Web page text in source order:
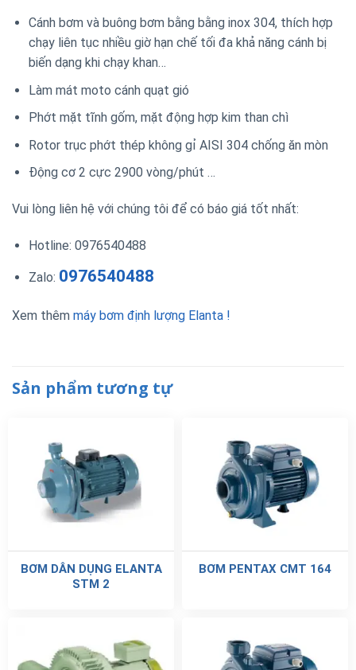
Cánh bơm và buông bơm bằng bằng inox 304, thích hợp
chạy liên tục nhiều giờ hạn chế tối đa khả năng cánh bị
biến dạng khi chạy khan…
Làm mát moto cánh quạt gió
Phớt mặt tĩnh gốm, mặt động hợp kim than chì
Rotor trục phớt thép không gỉ AISI 304 chống ăn mòn
Động cơ 2 cực 2900 vòng/phút …
Vui lòng liên hệ với chúng tôi để có báo giá tốt nhất:
Hotline: 0976540488
Zalo: 0976540488
Xem thêm máy bơm định lượng Elanta !
Sản phẩm tương tự
BƠM DÂN DỤNG ELANTA
STM 2
BƠM PENTAX CMT 164